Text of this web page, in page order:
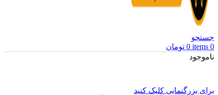
جستجو
0
items
0 تومان
ناموجود
برای بزرگنمایی کلیک کنید